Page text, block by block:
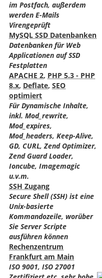
im Postfach, außerdem
werden E-Mails
Virengeprüft
MySQL SSD Datenbanken
Datenbanken für Web
Applicationen auf SSD
Festplatten
APACHE 2, PHP 5.3 - PHP
8.x, Deflate, SEO
optimiert
Für Dynamische Inhalte,
inkl. Mod_rewrite,
Mod_expires,
Mod_headers, Keep-Alive,
GD, CURL, Zend Optimizer,
Zend Guard Loader,
Ioncube, Imagemagic
u.v.m.
SSH Zugang
Secure Shell (SSH) ist eine
Unix-basierte
Kommandozeile, worüber
Sie Server Scripte
ausführen können
Rechenzentrum
Frankfurt am Main
ISO 9001, ISO 27001